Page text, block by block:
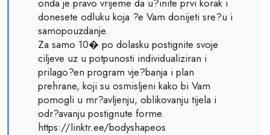
donesete odluku koja ?e Vam donijeti sre?u i
samopouzdanje.
Za samo 10� po dolasku postignite svoje
ciljeve uz u potpunosti individualiziran i
prilago?en program vje?banja i plan
prehrane, koji su osmisljeni kako bi Vam
pomogli u mr?avljenju, oblikovanju tijela i
odr?avanju postignute forme.
https://linktr.ee/bodyshapeos